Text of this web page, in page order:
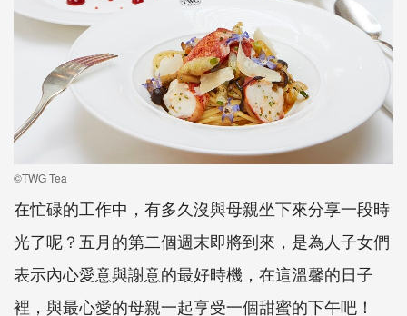
©TWG Tea
在忙碌的工作中，有多久沒與母親坐下來分享一段時
光了呢？五月的第二個週末即將到來，是為人子女們
表示內心愛意與謝意的最好時機，在這溫馨的日子
裡，與最心愛的母親一起享受一個甜蜜的下午吧！